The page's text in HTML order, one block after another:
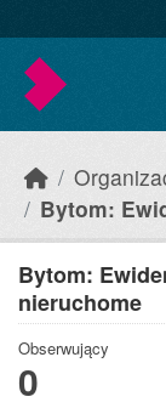
Bytom:
Bytom:
nieruchome
Obserwujący
0